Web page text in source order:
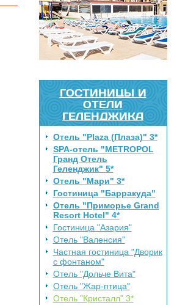
ГОСТИНИЦЫ И
ОТЕЛИ
ГЕЛЕНДЖИКА
Отель "Plaza (Плаза)" 3*
SPA-отель "METROPOL
Гранд Отель
Геленджик" 5*
Отель "Мари" 3*
Гостиница "Барракуда"
Отель "Приморье Grand
Resort Hotel" 4*
Гостиница "Азария"
Отель "Валенсия"
Частная гостиница "Дворик
с фонтаном"
Отель "Дольче Вита"
Отель "Жар-птица"
Отель "Кристалл" 3*